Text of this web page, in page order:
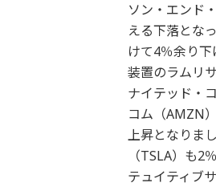
ソン・エンド
える下落とな
けて4％余り
装置のラムリ
ナイテッド・
コム（AMZN
上昇となりま
（TSLA）も
テュイティブ